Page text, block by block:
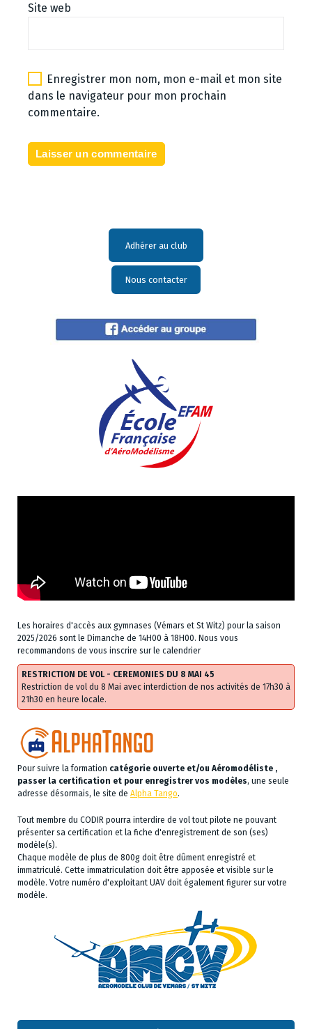
Site web
Enregistrer mon nom, mon e-mail et mon site
dans le navigateur pour mon prochain
commentaire.
Adhérer au club
Nous contacter
Les horaires d'accès aux gymnases (Vémars et St Witz) pour la saison
2025/2026 sont le Dimanche de 14H00 à 18H00. Nous vous
recommandons de vous inscrire sur le calendrier
RESTRICTION DE VOL - CEREMONIES DU 8 MAI 45
Restriction de vol du 8 Mai avec interdiction de nos activités de 17h30 à
21h30 en heure locale.
Pour suivre la formation catégorie ouverte et/ou Aéromodéliste ,
passer la certification et pour enregistrer vos modèles, une seule
adresse désormais, le site de Alpha Tango.
Tout membre du CODIR pourra interdire de vol tout pilote ne pouvant
présenter sa certification et la fiche d'enregistrement de son (ses)
modèle(s).
Chaque modèle de plus de 800g doit être dûment enregistré et
immatriculé. Cette immatriculation doit être apposée et visible sur le
modèle. Votre numéro d'exploitant UAV doit également figurer sur votre
modèle.